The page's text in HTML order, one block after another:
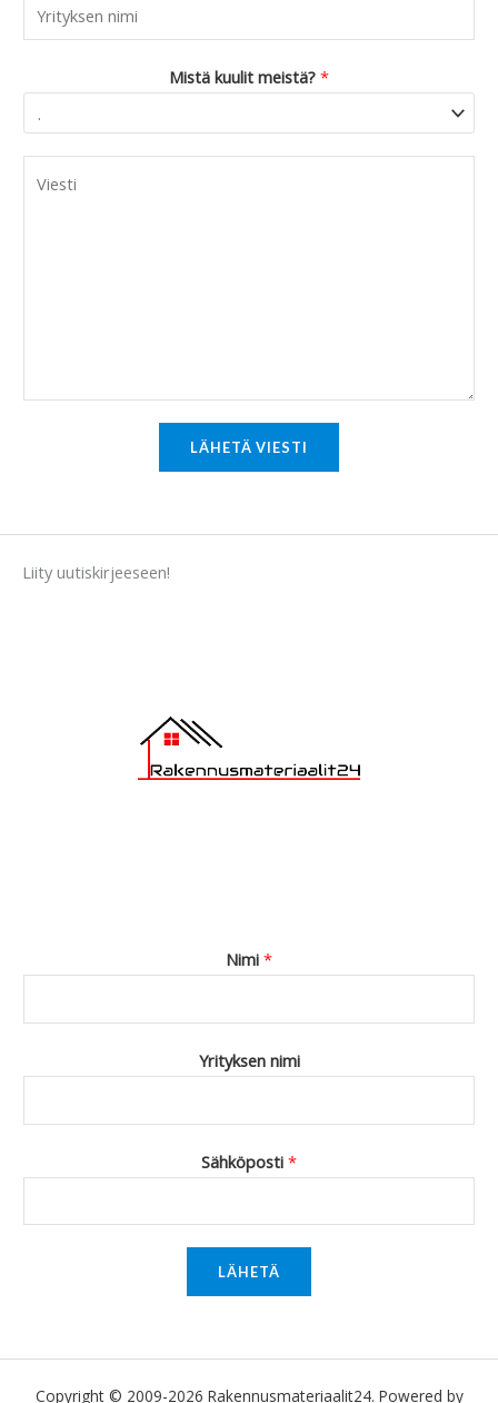
Mistä kuulit meistä? *
s
LÄHETÄ VIESTI
Liity uutiskirjeeseen!
Nimi *
Yrityksen nimi
Sähköposti *
LÄHETÄ
Copyright © 2009-2026 Rakennusmateriaalit24. Powered by